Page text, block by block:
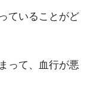
ていることがど
って、血行が悪